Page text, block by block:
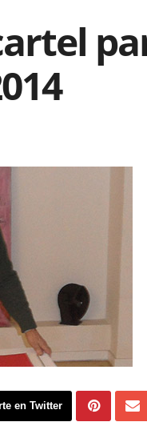
en Twitter